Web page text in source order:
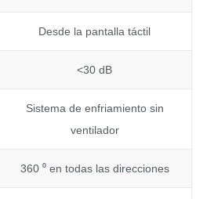
Desde la pantalla táctil
<30 dB
Sistema de enfriamiento sin
ventilador
360 ⁰ en todas las direcciones